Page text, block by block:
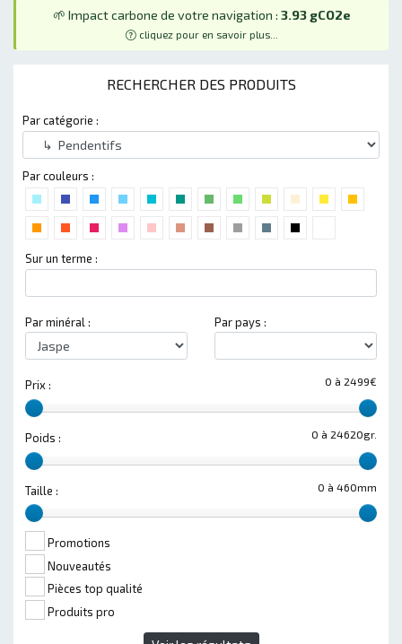
🌱 Impact carbone de votre navigation : 3.93 gCO2e
cliquez pour en savoir plus...
RECHERCHER DES PRODUITS
Par catégorie :
Par couleurs :
Sur un terme :
Par minéral : Par pays :
0 à 2499€
Prix :
0 à 24620gr.
Poids :
0 à 460mm
Taille :
Promotions
Nouveautés
Pièces top qualité
Produits pro